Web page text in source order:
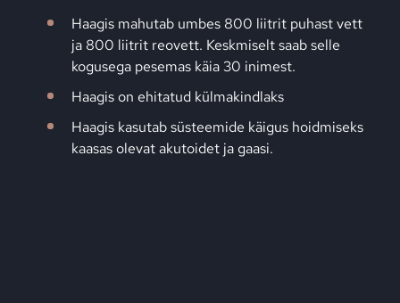
Haagis mahutab umbes 800 liitrit puhast vett
ja 800 liitrit reovett. Keskmiselt saab selle
kogusega pesemas käia 30 inimest.
Haagis on ehitatud külmakindlaks
Haagis kasutab süsteemide käigus hoidmiseks
kaasas olevat akutoidet ja gaasi.